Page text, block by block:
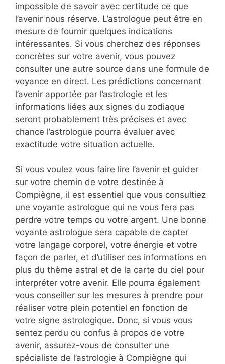
impossible de savoir avec certitude ce que
l’avenir nous réserve. L’astrologue peut être en
mesure de fournir quelques indications
intéressantes. Si vous cherchez des réponses
concrètes sur votre avenir, vous pouvez
consulter une autre source dans une formule de
voyance en direct. Les prédictions concernant
l’avenir apportée par l’astrologie et les
informations liées aux signes du zodiaque
seront probablement très précises et avec
chance l’astrologue pourra évaluer avec
exactitude votre situation actuelle.
Si vous voulez vous faire lire l’avenir et guider
sur votre chemin de votre destinée à
Compiègne, il est essentiel que vous consultiez
une voyante astrologue qui ne vous fera pas
perdre votre temps ou votre argent. Une bonne
voyante astrologue sera capable de capter
votre langage corporel, votre énergie et votre
façon de parler, et d’utiliser ces informations en
plus du thème astral et de la carte du ciel pour
interpréter votre avenir. Elle pourra également
vous conseiller sur les mesures à prendre pour
réaliser votre plein potentiel en fonction de
votre signe astrologique. Donc, si vous vous
sentez perdu ou confus à propos de votre
avenir, assurez-vous de consulter une
spécialiste de l’astrologie à Compiègne qui